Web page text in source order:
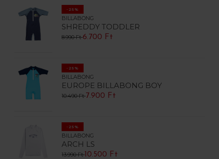
-25%
BILLABONG
SHREDDY TODDLER
8.990 Ft6.700 Ft
-25%
BILLABONG
EUROPE BILLABONG BOY
10.490 Ft7.900 Ft
-25%
BILLABONG
ARCH LS
13.990 Ft 10.500 Ft